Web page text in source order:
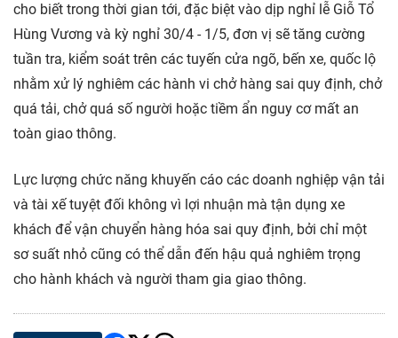
cho biết trong thời gian tới, đặc biệt vào dịp nghỉ lễ Giỗ Tổ
Hùng Vương và kỳ nghỉ 30/4 - 1/5, đơn vị sẽ tăng cường
tuần tra, kiểm soát trên các tuyến cửa ngõ, bến xe, quốc lộ
nhằm xử lý nghiêm các hành vi chở hàng sai quy định, chở
quá tải, chở quá số người hoặc tiềm ẩn nguy cơ mất an
toàn giao thông.
Lực lượng chức năng khuyến cáo các doanh nghiệp vận tải
và tài xế tuyệt đối không vì lợi nhuận mà tận dụng xe
khách để vận chuyển hàng hóa sai quy định, bởi chỉ một
sơ suất nhỏ cũng có thể dẫn đến hậu quả nghiêm trọng
cho hành khách và người tham gia giao thông.